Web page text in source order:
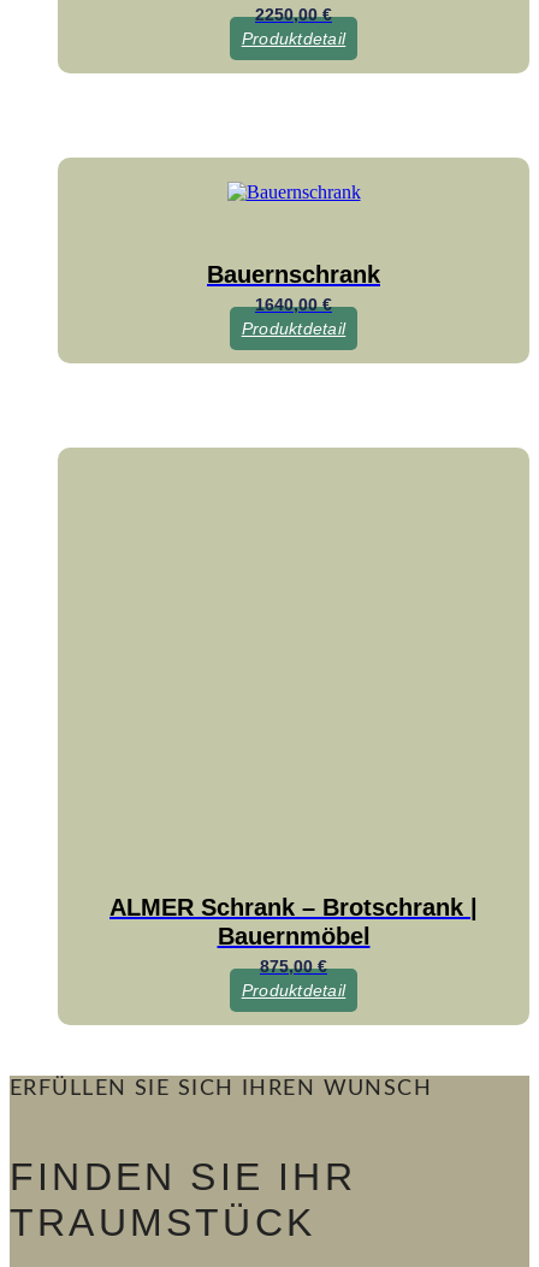
2250,00€
Produktdetail
Bauernschrank
1640,00€
Produktdetail
ALMER Schrank – Brotschrank |
Bauernmöbel
875,00€
Produktdetail
ERFÜLLEN SIE SICH IHREN WUNSCH
FINDEN SIE IHR
TRAUMSTÜCK